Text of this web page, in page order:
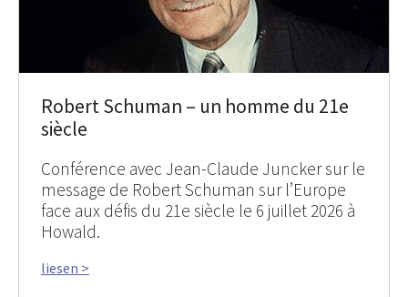
Robert Schuman – un homme du 21e
siècle
Conférence avec Jean-Claude Juncker sur le
message de Robert Schuman sur l’Europe
face aux défis du 21e siècle le 6 juillet 2026 à
Howald.
liesen >